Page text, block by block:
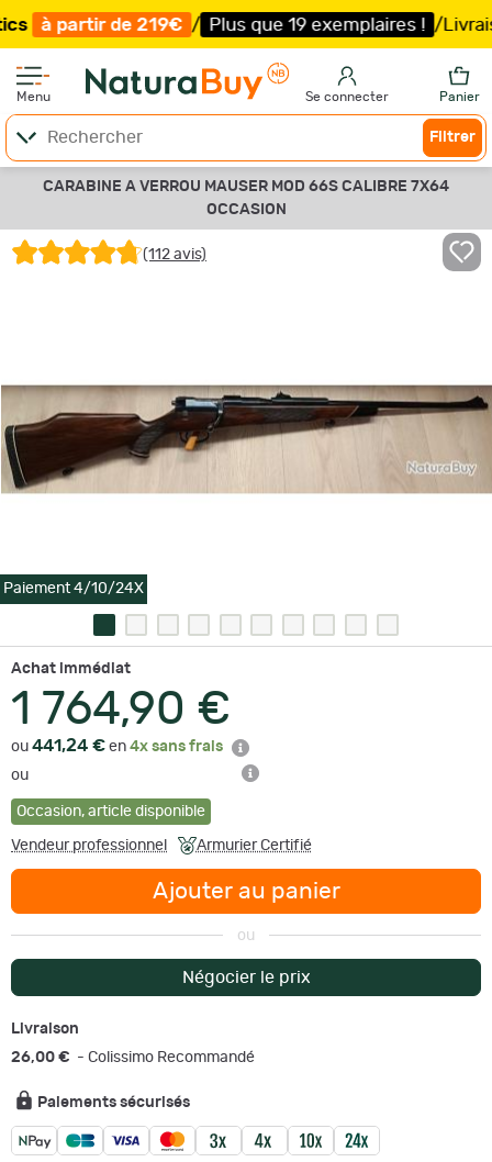
219€ / Plus que 19 exemplaires ! /Livraison offerte
Menu Se connecter Panier
Filtrer
CARABINE A VERROU MAUSER MOD 66S CALIBRE 7X64
OCCASION
(112 avis)
Paiement 4/10/24X
Achat immédiat
1 764,90 €
ou 441,24 € en 4x sans frais
ou
Occasion, article disponible
Vendeur professionnel Armurier Certifié
Ajouter au panier
ou
Négocier le prix
Livraison
26,00 € - Colissimo Recommandé
Paiements sécurisés